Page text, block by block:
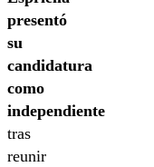
presentó
su
candidatura
como
independiente
tras
reunir